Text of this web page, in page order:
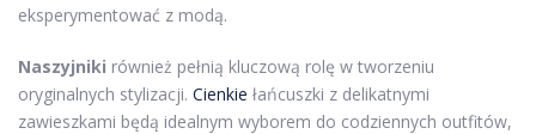
eksperymentować z modą.
Naszyjniki również pełnią kluczową rolę w tworzeniu
oryginalnych stylizacji. Cienkie łańcuszki z delikatnymi
zawieszkami będą idealnym wyborem do codziennych outfitów,